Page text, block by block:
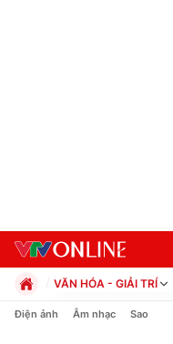
VĂN HÓA - GIẢI TRÍ
Chính trị
Điện ảnh Âm nhạc Sao